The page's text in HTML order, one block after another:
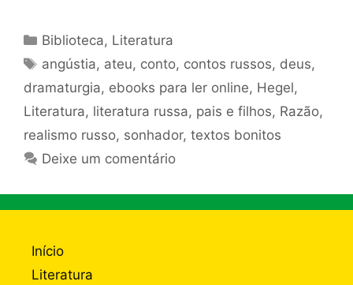
Categorias
Biblioteca, Literatura
Tags
angústia, ateu, conto, contos russos, deus,
dramaturgia, ebooks para ler online, Hegel,
Literatura, literatura russa, pais e filhos, Razão,
realismo russo, sonhador, textos bonitos
Deixe um comentário
Início
Literatura